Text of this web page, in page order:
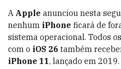
A Apple anunciou nesta
nenhum iPhone ficará de
sistema operacional. Todos
com o iOS 26 também
iPhone 11, lançado em 2019.